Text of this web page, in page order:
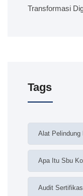
Transformasi
Tags
Alat Pelindung
Apa Itu Sbu
Audit